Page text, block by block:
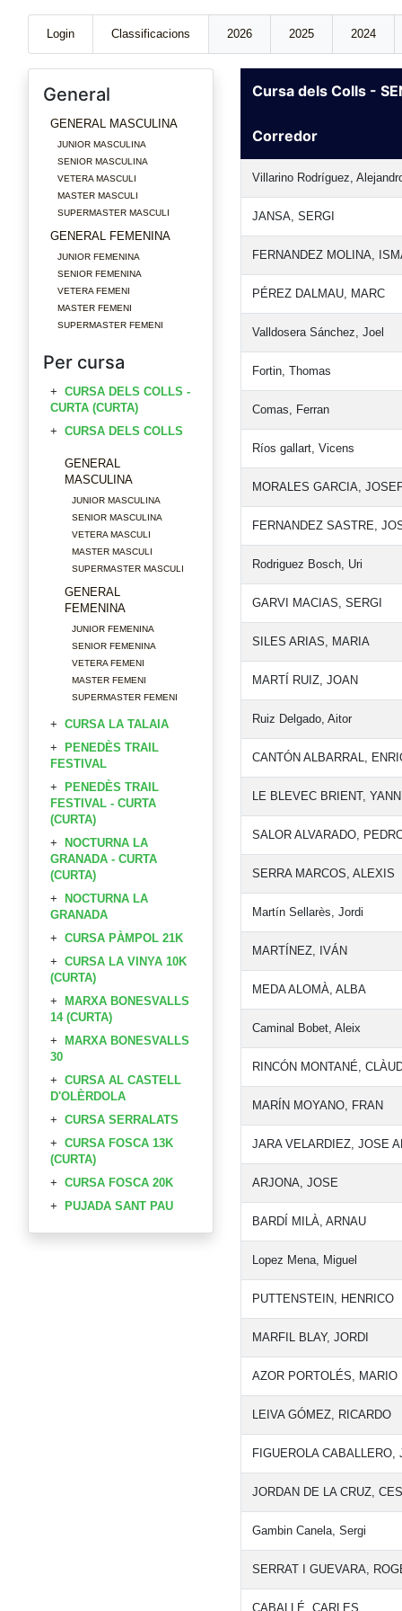
Login Classificacions 2026 2025 2024
General
GENERAL MASCULINA
JUNIOR MASCULINA
SENIOR MASCULINA
VETERA MASCULI
MASTER MASCULI
SUPERMASTER MASCULI
GENERAL FEMENINA
JUNIOR FEMENINA
SENIOR FEMENINA
VETERA FEMENI
MASTER FEMENI
SUPERMASTER FEMENI
Per cursa
CURSA DELS COLLS -
CURTA (CURTA)
CURSA DELS COLLS
GENERAL
MASCULINA
JUNIOR MASCULINA
SENIOR MASCULINA
VETERA MASCULI
MASTER MASCULI
SUPERMASTER MASCULI
GENERAL
FEMENINA
JUNIOR FEMENINA
SENIOR FEMENINA
VETERA FEMENI
MASTER FEMENI
SUPERMASTER FEMENI
CURSA LA TALAIA
PENEDÈS TRAIL
FESTIVAL
PENEDÈS TRAIL
FESTIVAL - CURTA
(CURTA)
NOCTURNA LA
GRANADA - CURTA
(CURTA)
NOCTURNA LA
GRANADA
CURSA PÀMPOL 21K
CURSA LA VINYA 10K
(CURTA)
MARXA BONESVALLS
14 (CURTA)
MARXA BONESVALLS
30
CURSA AL CASTELL
D'OLÈRDOLA
CURSA SERRALATS
CURSA FOSCA 13K
(CURTA)
CURSA FOSCA 20K
PUJADA SANT PAU
Cursa dels Colls -
Corredor
Villarino Rodríguez,
JANSA, SERGI
FERNANDEZ MOLINA,
PÉREZ DALMAU, MARC
Valldosera Sánchez, Joel
Fortin, Thomas
Comas, Ferran
Ríos gallart, Vicens
MORALES GARCIA,
FERNANDEZ SASTRE,
Rodriguez Bosch, Uri
GARVI MACIAS, SERGI
SILES ARIAS, MARIA
MARTÍ RUIZ, JOAN
Ruiz Delgado, Aitor
CANTÓN ALBARRAL,
LE BLEVEC BRIENT, YANN
SALOR ALVARADO,
SERRA MARCOS, ALEXIS
Martín Sellarès, Jordi
MARTÍNEZ, IVÁN
MEDA ALOMÀ, ALBA
Caminal Bobet, Aleix
RINCÓN MONTANÉ,
MARÍN MOYANO, FRAN
JARA VELARDIEZ, JOSE
ARJONA, JOSE
BARDÍ MILÀ, ARNAU
Lopez Mena, Miguel
PUTTENSTEIN, HENRICO
MARFIL BLAY, JORDI
AZOR PORTOLÉS, MARIO
LEIVA GÓMEZ, RICARDO
FIGUEROLA CABALLERO,
JORDAN DE LA CRUZ,
Gambin Canela, Sergi
SERRAT I GUEVARA,
CABALLÉ, CARLES